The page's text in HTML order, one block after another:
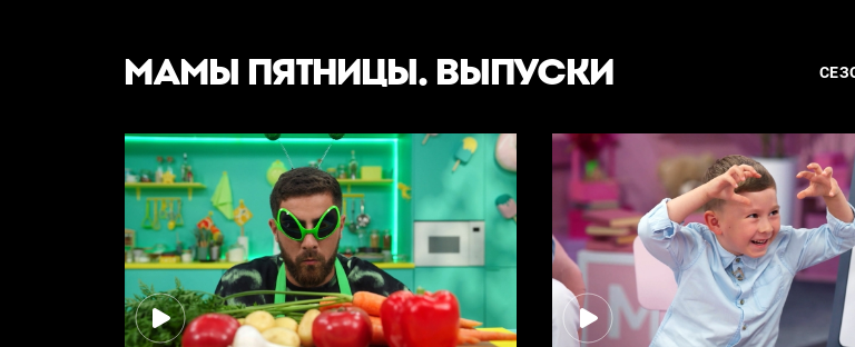
МАМЫ ПЯТНИЦЫ. ВЫПУСКИ